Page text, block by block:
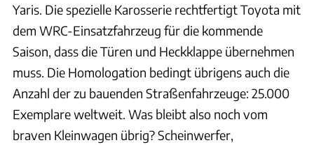
Yaris. Die spezielle Karosserie rechtfertigt Toyota mit
dem WRC-Einsatzfahrzeug für die kommende
Saison, dass die Türen und Heckklappe übernehmen
muss. Die Homologation bedingt übrigens auch die
Anzahl der zu bauenden Straßenfahrzeuge: 25.000
Exemplare weltweit. Was bleibt also noch vom
braven Kleinwagen übrig? Scheinwerfer,